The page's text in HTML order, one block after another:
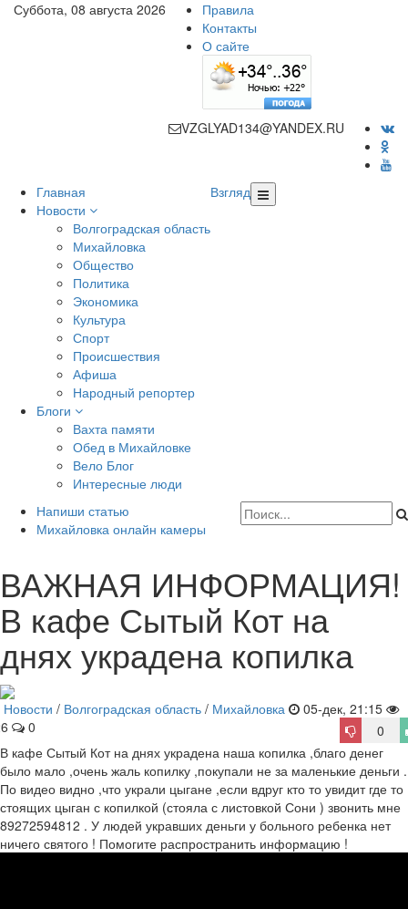
Суббота, 08 августа 2026
Правила
Контакты
О сайте
VZGLYAD134@YANDEX.RU
Главная
Новости
Волгоградская область
Михайловка
Общество
Политика
Экономика
Культура
Спорт
Происшествия
Афиша
Народный репортер
Блоги
Вахта памяти
Обед в Михайловке
Вело Блог
Интересные люди
Взгляд
Напиши статью
Михайловка онлайн камеры
ВАЖНАЯ ИНФОРМАЦИЯ!
В кафе Сытый Кот на
днях украдена копилка
Новости / Волгоградская область / Михайловка
05-дек, 21:15
0
0
В кафе Сытый Кот на днях украдена наша копилка ,благо денег
было мало ,очень жаль копилку ,покупали не за маленькие деньги .
По видео видно ,что украли цыгане ,если вдруг кто то увидит где то
стоящих цыган с копилкой (стояла с листовкой Сони ) звонить мне
89272594812 . У людей укравших деньги у больного ребенка нет
ничего святого ! Помогите распространить информацию !